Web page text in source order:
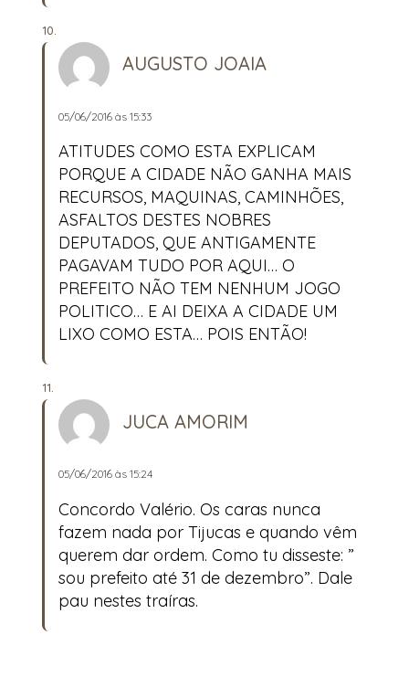
AUGUSTO JOAIA
05/06/2016 às 15:33
ATITUDES COMO ESTA EXPLICAM
PORQUE A CIDADE NÃO GANHA MAIS
RECURSOS, MAQUINAS, CAMINHÕES,
ASFALTOS DESTES NOBRES
DEPUTADOS, QUE ANTIGAMENTE
PAGAVAM TUDO POR AQUI… O
PREFEITO NÃO TEM NENHUM JOGO
POLITICO… E AI DEIXA A CIDADE UM
LIXO COMO ESTA… POIS ENTÃO!
JUCA AMORIM
05/06/2016 às 15:24
Concordo Valério. Os caras nunca
fazem nada por Tijucas e quando vêm
querem dar ordem. Como tu disseste: ”
sou prefeito até 31 de dezembro”. Dale
pau nestes traíras.